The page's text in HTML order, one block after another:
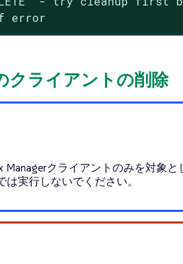
error
クライアントの削除
Managerクライアントのみを対象と
実行しないでください。